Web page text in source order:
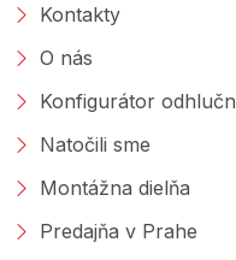
Kontakty
O nás
Konfigurátor
Natočili sme
Montážna dielňa
Predajňa v Prahe